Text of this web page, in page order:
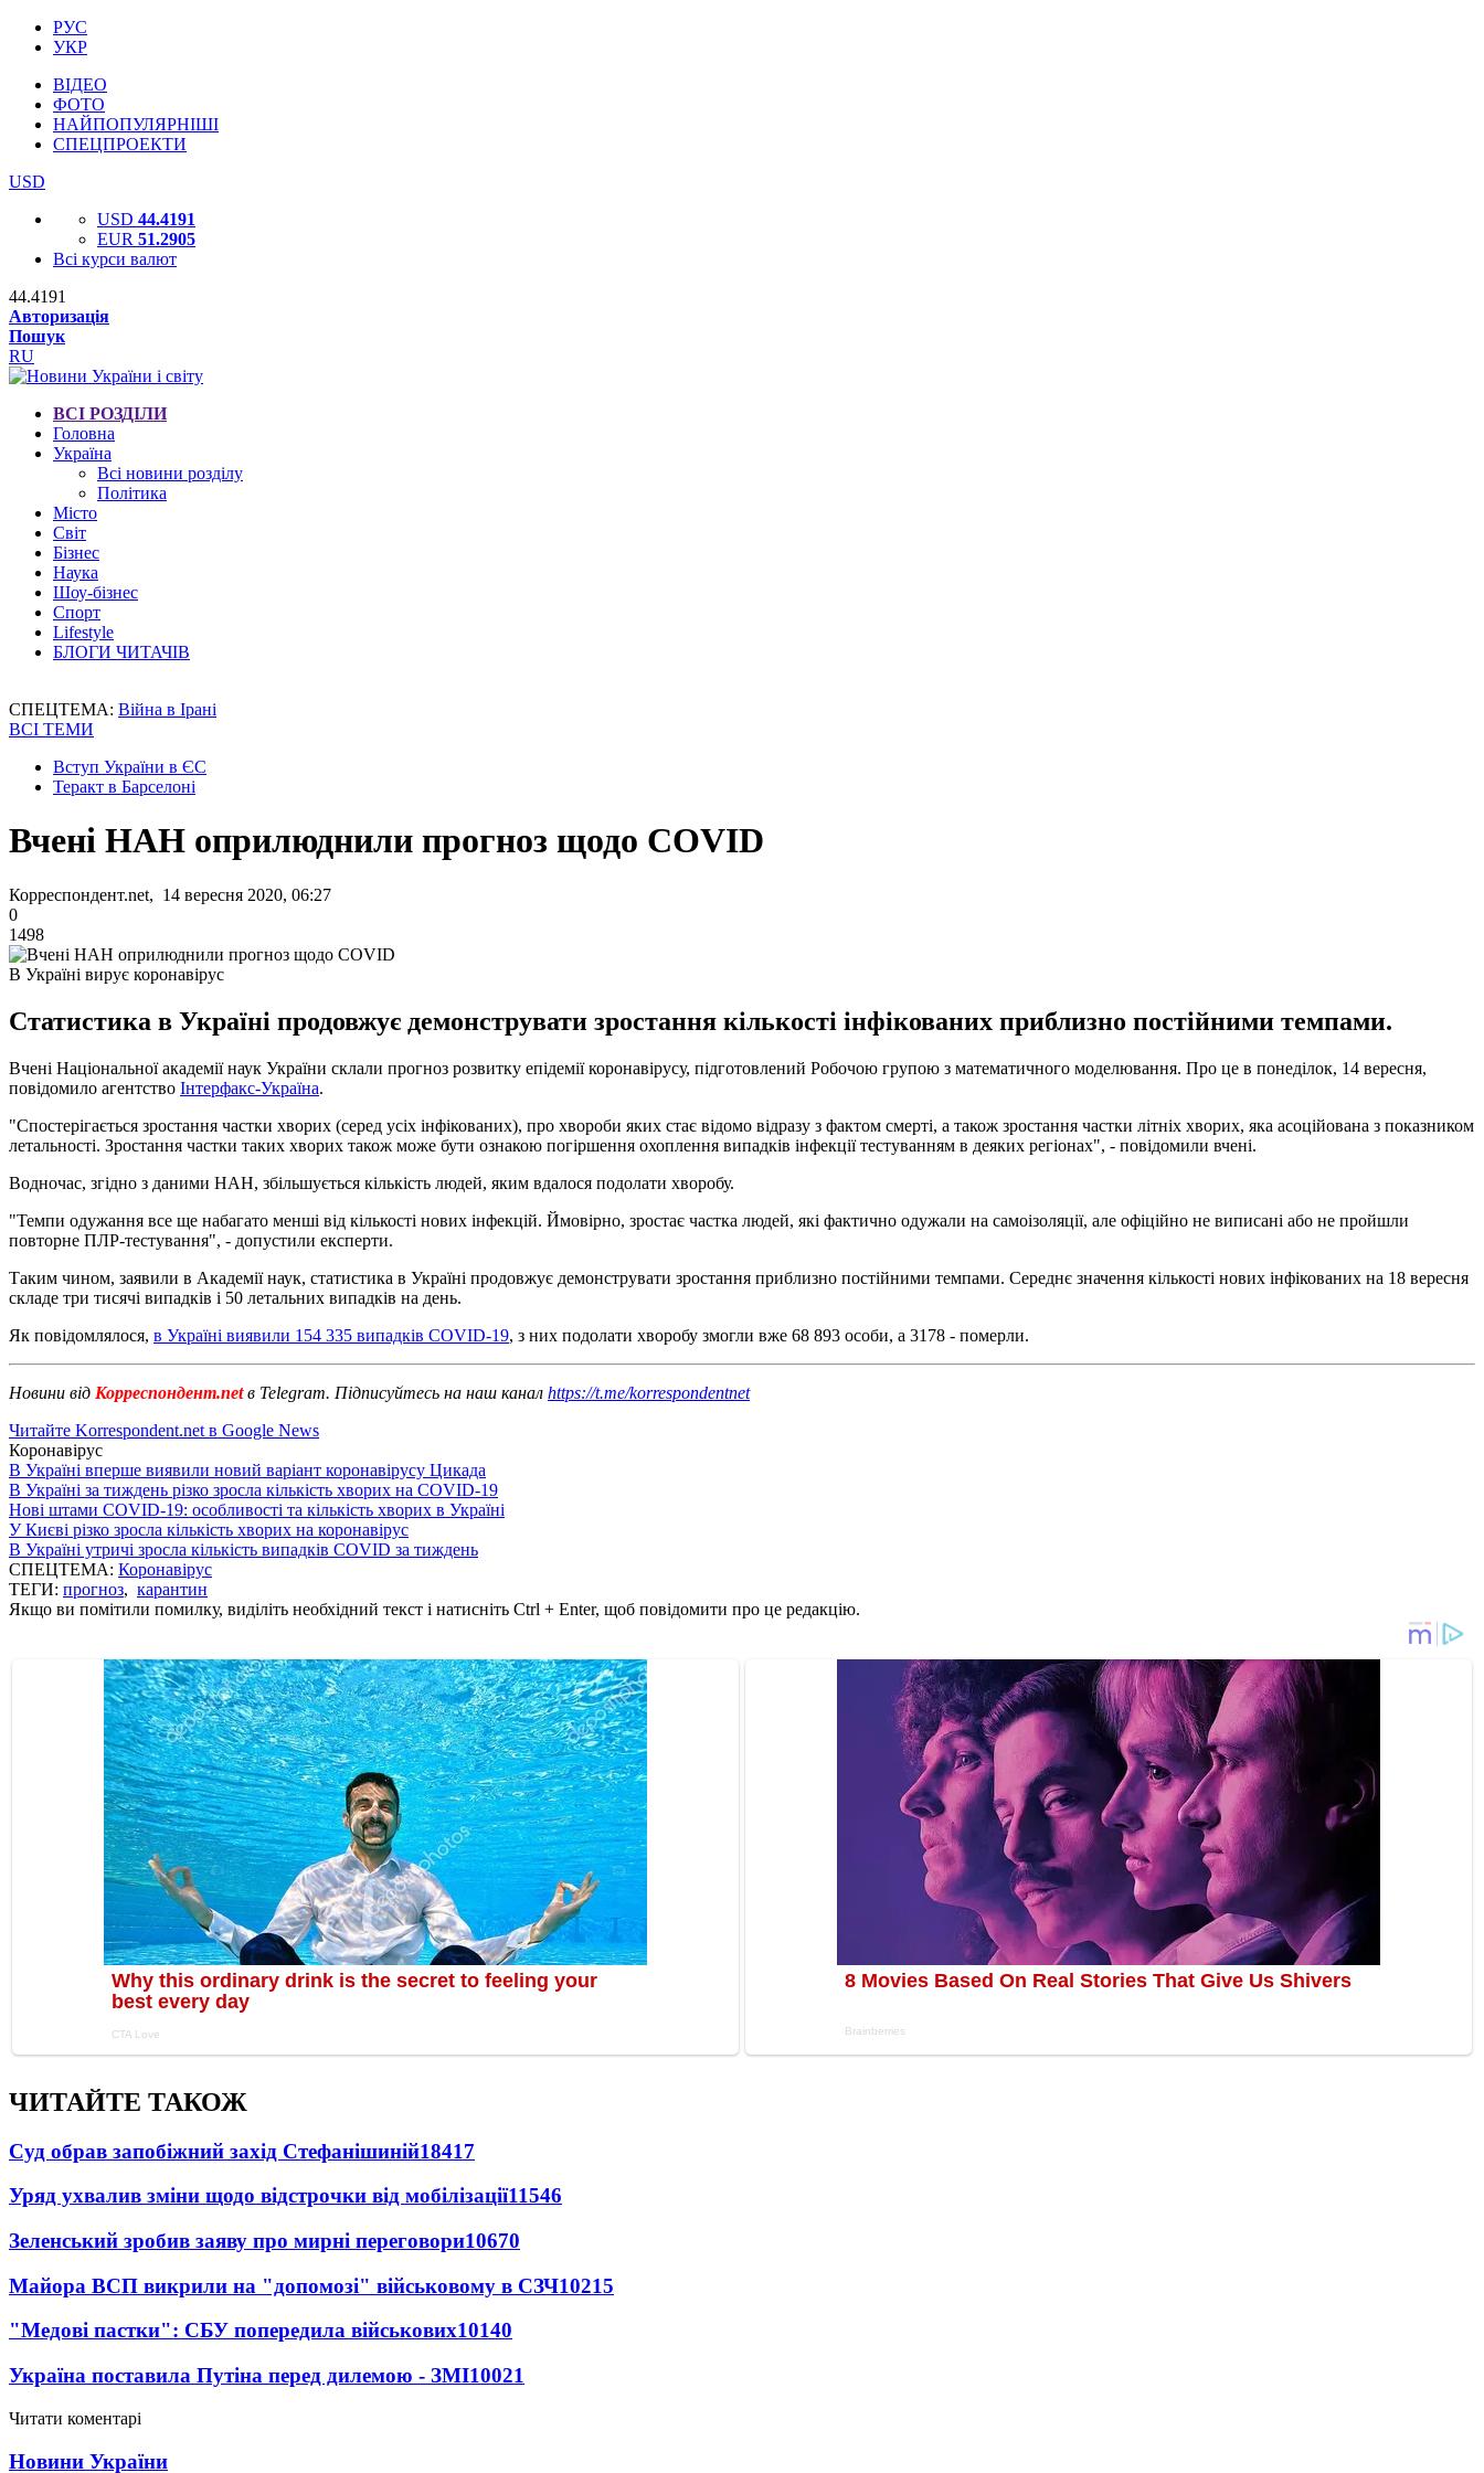
РУС
УКР
ВІДЕО
ФОТО
НАЙПОПУЛЯРНІШІ
СПЕЦПРОЕКТИ
USD
USD 44.4191
EUR 51.2905
Всі курси валют
44.4191
Авторизація
Пошук
RU
ВСІ РОЗДІЛИ
Головна
Україна
Всі новини розділу
Політика
Місто
Світ
Бізнес
Наука
Шоу-бізнес
Спорт
Lifestyle
БЛОГИ ЧИТАЧІВ
СПЕЦТЕМА: Війна в Ірані
ВСІ ТЕМИ
Вступ України в ЄС
Теракт в Барселоні
Вчені НАН оприлюднили прогноз щодо COVID
Корреспондент.net, 14 вересня 2020, 06:27
0
1498
В Україні вирує коронавірус
Статистика в Україні продовжує демонструвати зростання кількості інфікованих приблизно постійними темпами.
Вчені Національної академії наук України склали прогноз розвитку епідемії коронавірусу, підготовлений Робочою групою з математичного моделювання. Про це в понеділок, 14 вересня,
повідомило агентство Інтерфакс-Україна.
"Спостерігається зростання частки хворих (серед усіх інфікованих), про хвороби яких стає відомо відразу з фактом смерті, а також зростання частки літніх хворих, яка асоційована з показником
летальності. Зростання частки таких хворих також може бути ознакою погіршення охоплення випадків інфекції тестуванням в деяких регіонах", - повідомили вчені.
Водночас, згідно з даними НАН, збільшується кількість людей, яким вдалося подолати хворобу.
"Темпи одужання все ще набагато менші від кількості нових інфекцій. Ймовірно, зростає частка людей, які фактично одужали на самоізоляції, але офіційно не виписані або не пройшли
повторне ПЛР-тестування", - допустили експерти.
Таким чином, заявили в Академії наук, статистика в Україні продовжує демонструвати зростання приблизно постійними темпами. Середнє значення кількості нових інфікованих на 18 вересня
складе три тисячі випадків і 50 летальних випадків на день.
Як повідомлялося, в Україні виявили 154 335 випадків COVID-19, з них подолати хворобу змогли вже 68 893 особи, а 3178 - померли.
Новини від Корреспондент.netв Telegram. Підписуйтесь на наш канал https://t.me/korrespondentnet
Читайте Korrespondent.net в Google News
Коронавірус
В Україні вперше виявили новий варіант коронавірусу Цикада
В Україні за тиждень різко зросла кількість хворих на COVID-19
Нові штами COVID-19: особливості та кількість хворих в Україні
У Києві різко зросла кількість хворих на коронавірус
В Україні утричі зросла кількість випадків COVID за тиждень
СПЕЦТЕМА: Коронавірус
ТЕГИ: прогноз, карантин
Якщо ви помітили помилку, виділіть необхідний текст і натисніть Ctrl + Enter, щоб повідомити про це редакцію.
ЧИТАЙТЕ ТАКОЖ
Суд обрав запобіжний захід Стефанішиній18417
Уряд ухвалив зміни щодо відстрочки від мобілізації11546
Зеленський зробив заяву про мирні переговори10670
Майора ВСП викрили на "допомозі" військовому в СЗЧ10215
"Медові пастки": СБУ попередила військових10140
Україна поставила Путіна перед дилемою - ЗМІ10021
Читати коментарі
Новини України